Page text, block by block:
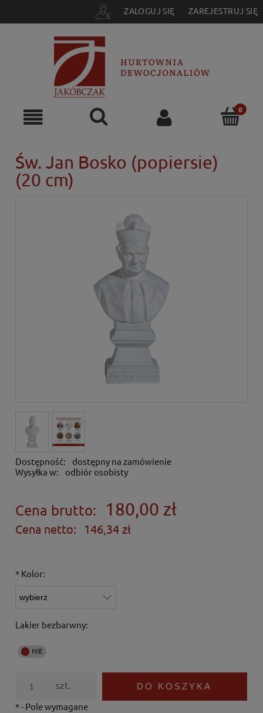
ZALOGUJ SIĘ ZAREJESTRUJ SIĘ
Św. Jan Bosko (popiersie)
(20 cm)
Dostępność:
dostępny na zamówienie
Wysyłka w:
odbiór osobisty
Cena brutto: 180,00 zł
Cena netto: 146,34 zł
* Kolor:
Lakier bezbarwny:
szt. DO KOSZYKA
*- Pole wymagane